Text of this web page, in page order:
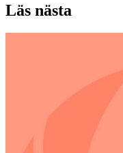
Läs nästa